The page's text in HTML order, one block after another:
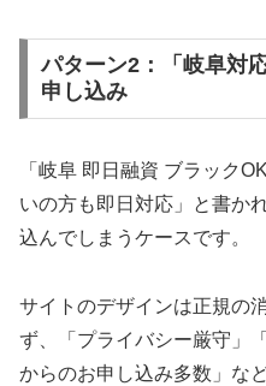
パターン2：「岐阜対
申し込み
「岐阜 即日融資 ブラック
いの方も即日対応」と書か
込んでしまうケースです。
サイトのデザインは正規の
ず、「プライバシー厳守」
からのお申し込み多数」な